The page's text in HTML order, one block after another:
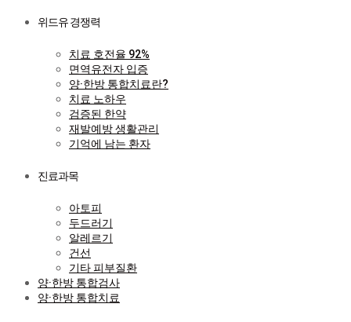
위드유 경쟁력
치료 호전율 92%
면역유전자 입증
양·한방 통합치료란?
치료 노하우
검증된 한약
재발예방 생활관리
기억에 남는 환자
진료과목
아토피
두드러기
알레르기
건선
기타 피부질환
양·한방 통합검사
양·한방 통합치료